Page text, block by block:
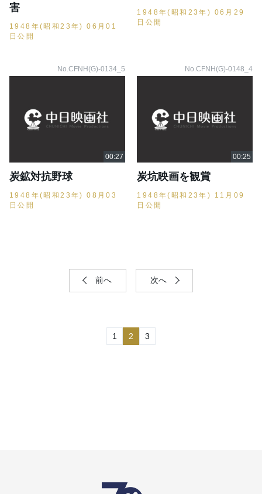
害
1948年(昭和23年) 06月01
日公開
1948年(昭和23年) 06月29
日公開
No.CFNH(G)-0134_5
炭鉱対抗野球
1948年(昭和23年) 08月03
日公開
No.CFNH(G)-0148_4
炭坑映画を観賞
1948年(昭和23年) 11月09
日公開
前へ 次へ
1 2 3